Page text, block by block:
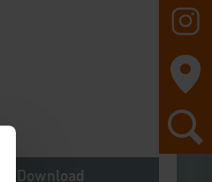
Download